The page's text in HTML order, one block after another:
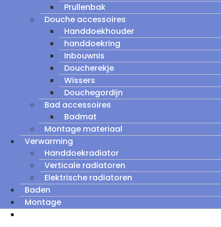
Prullenbak
Douche accessoires
Handdoekhouder
handdoekring
Inbouwnis
Doucherekje
Wissers
Douchegordijn
Bad accessoires
Badmat
Montage materiaal
Verwarming
Handdoekradiator
Verticale radiatoren
Elektrische radiatoren
Baden
Montage